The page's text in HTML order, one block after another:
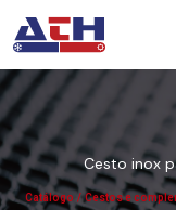
Cesto inox
Catálogo / Cestos e